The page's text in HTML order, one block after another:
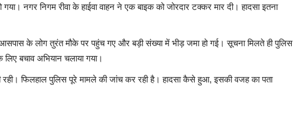
नगर निगम रीवा के हाईवा वाहन ने एक बाइक को जोरदार टक्कर मार दी। हादसा इतना
के लोग तुरंत मौके पर पहुंच गए और बड़ी संख्या में भीड़ जमा हो गई। सूचना मिलते ही पुलिस
बचाव अभियान चलाया गया।
फिलहाल पुलिस पूरे मामले की जांच कर रही है। हादसा कैसे हुआ, इसकी वजह का पता